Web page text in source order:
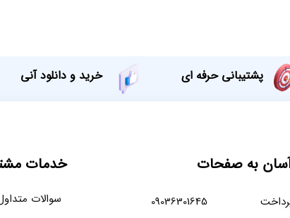
پشتیبانی حرفه ای خرید و دانلود آنی
به صفحات
09036301645
خدمات
سوالات